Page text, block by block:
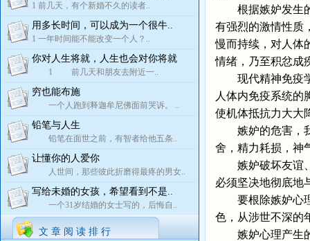
1 前几天，有个新婚不久的读者..
用多长时间，可以成为一个很牛..
1 一年时间能不能改变一个人？..
你对人生将就，人生也会对你将就
1 前几天和朋友去附近一..
穷也能布施
一个人跑到释迦牟尼佛面前哭诉。 ..
铅笔与人生
铅笔在面世之前，有智者给他五条..
让懂你的人爱你
人世间，那些彼此折磨得最疼的男女..
写给未婚的女孩，希望看到不是..
一个31岁结婚的女士写的，后悔自..
文 章 阅 读 排 行
根据嫉妒发生的
有强烈的激情性质
慢而持续，对人体
情绪，乃至积忿成
现代精神免疫学
人体内免疫系统的
使机体抵抗力大大
嫉妒的危害，我
舍，精力耗损，神
嫉妒破坏友谊、
必须坚决地彻底地
要根除嫉妒心理
色，从涉世不深的
嫉妒心理产生的